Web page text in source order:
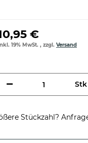
€
19% MwSt. , zzgl. Versand
Stk
Stückzahl?